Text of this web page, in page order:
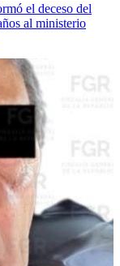
el deceso del
al ministerio